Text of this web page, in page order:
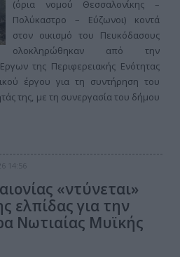
(όρια νομού Θεσσαλονίκης –
Πολύκαστρο – Εύζωνοι) κοντά
στον οικισμό του Πευκόδασους
ολοκληρώθηκαν από την
της Περιφερειακής Ενότητας
έργου για τη συντήρηση του
της, με τη συνεργασία του δήμου
14:56
«ντύνεται»
ελπίδας για την
Νωτιαίας Μυϊκής